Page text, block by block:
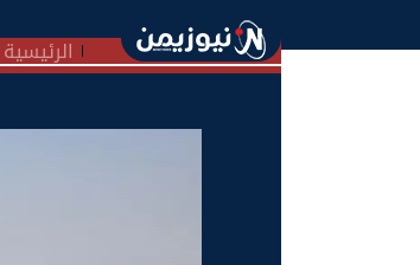
الرئيسية